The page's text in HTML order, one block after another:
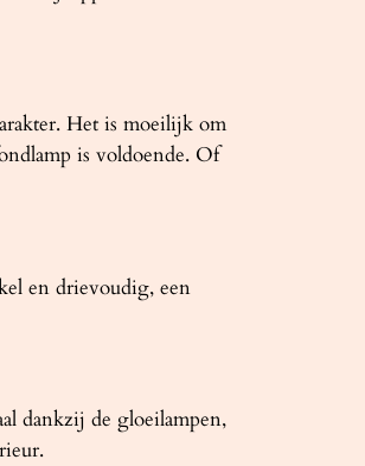
Het is moeilijk om
is voldoende. Of
en drievoudig, een
dankzij de gloeilampen,